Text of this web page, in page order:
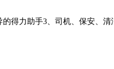
得力助手3、司机、保安、